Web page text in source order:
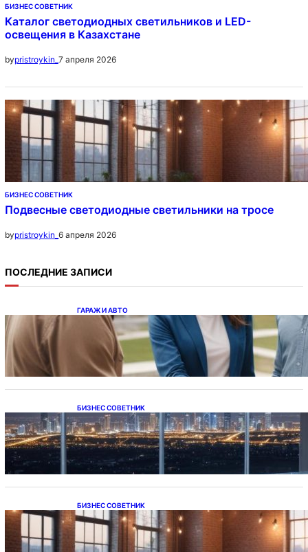
БИЗНЕС СОВЕТНИК
Каталог светодиодных светильников и LED-
освещения в Казахстане
bypristroykin_ 7 апреля 2026
БИЗНЕС СОВЕТНИК
Подвесные светодиодные светильники на тросе
bypristroykin_ 6 апреля 2026
ПОСЛЕДНИЕ ЗАПИСИ
ГАРАЖ И АВТО
Ипотека на новостройки при оформлении
напрямую у застройщика
БИЗНЕС СОВЕТНИК
Каталог светодиодных светильников и
LED-освещения в Казахстане
БИЗНЕС СОВЕТНИК
Подвесные светодиодные светильники на